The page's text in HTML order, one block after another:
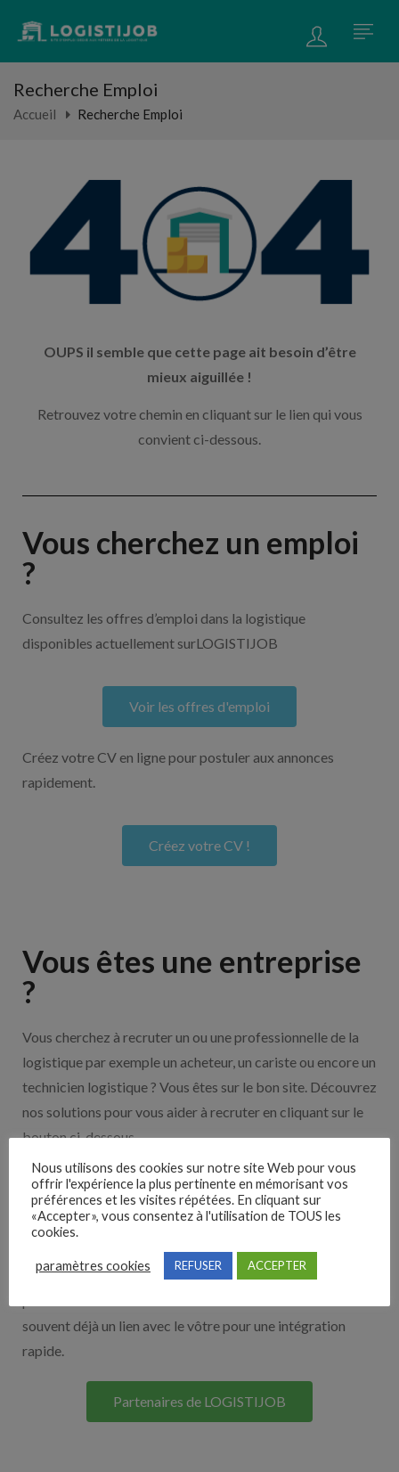
Recherche Emploi
Accueil Recherche Emploi
OUPS il semble que cette page ait besoin d’être
mieux aiguillée !
Retrouvez votre chemin en cliquant sur le lien qui vous
convient ci-dessous.
Vous cherchez un emploi
?
Consultez les offres d’emploi dans la logistique
disponibles actuellement surLOGISTIJOB
Voir les offres d'emploi
Créez votre CV en ligne pour postuler aux annonces
rapidement.
Créez votre CV !
Vous êtes une entreprise
?
Vous cherchez à recruter un ou une professionnelle de la
logistique par exemple un acheteur, un cariste ou encore un
technicien logistique ? Vous êtes sur le bon site. Découvrez
nos solutions pour vous aider à recruter en cliquant sur le
bouton ci-dessous.
Nos solutions entreprises
Découvrez nos partenaires ! Moteurs de recherches,
multidiffuseurs, sites payant… nombreux sont nos
souvent déjà un lien avec le vôtre pour une intégration
rapide.
Partenaires de LOGISTIJOB
Nous utilisons des cookies sur notre site Web pour vous
offrir l'expérience la plus pertinente en mémorisant vos
préférences et les visites répétées. En cliquant sur
«Accepter», vous consentez à l'utilisation de TOUS les
cookies.
paramètres cookies REFUSER ACCEPTER